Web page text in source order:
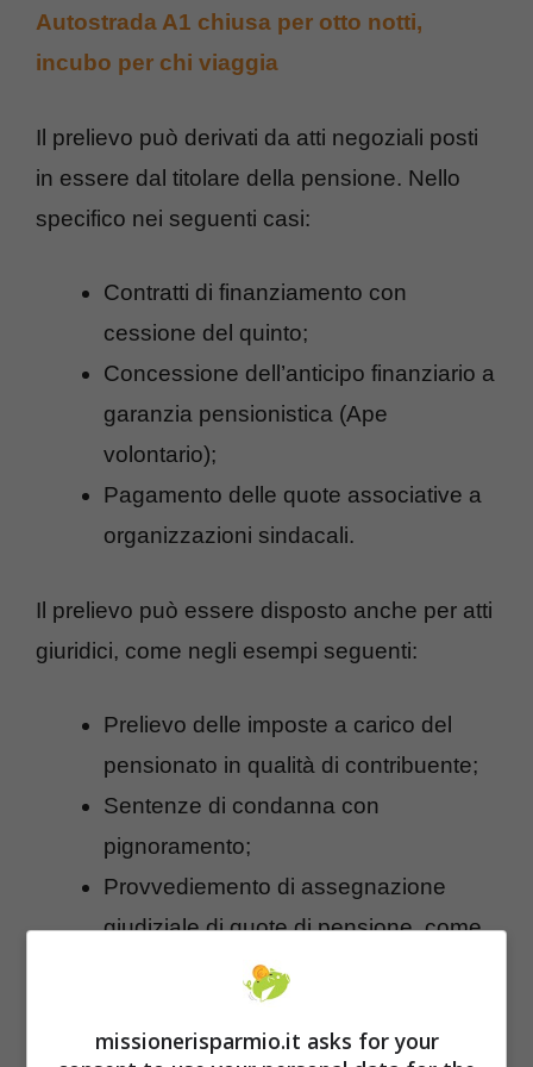
Autostrada A1 chiusa per otto notti,
incubo per chi viaggia
Il prelievo può derivati da atti negoziali posti
in essere dal titolare della pensione. Nello
specifico nei seguenti casi:
Contratti di finanziamento con
cessione del quinto;
Concessione dell’anticipo finanziario a
garanzia pensionistica (Ape
volontario);
Pagamento delle quote associative a
organizzazioni sindacali.
Il prelievo può essere disposto anche per atti
giuridici, come negli esempi seguenti:
Prelievo delle imposte a carico del
pensionato in qualità di contribuente;
Sentenze di condanna con
pignoramento;
Provvediemento di assegnazione
giudiziale di quote di pensione, come
avviene per gli assegni divorzili.
L’Inps non può effettuare trattenute sulle
missionerisparmio.it asks for your